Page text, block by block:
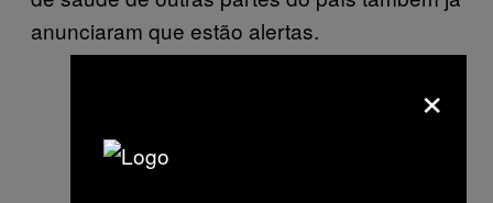
anunciaram que estão alertas.
×